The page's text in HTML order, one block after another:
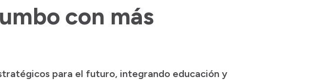
con más
para el futuro, integrando educación y